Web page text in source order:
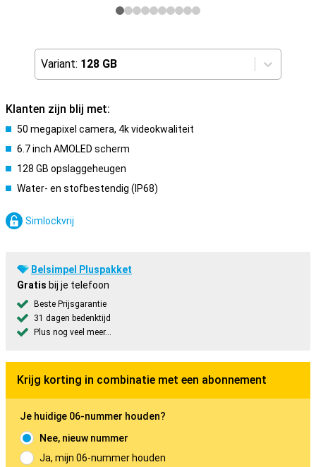
Variant: 128 GB
Klanten zijn blij met:
50 megapixel camera, 4k videokwaliteit
6.7 inch AMOLED scherm
128 GB opslaggeheugen
Water- en stofbestendig (IP68)
Simlockvrij
Belsimpel Pluspakket
Gratis bij je telefoon
Beste Prijsgarantie
31 dagen bedenktijd
Plus nog veel meer...
Krijg korting in combinatie met een abonnement
Je huidige 06-nummer houden?
Nee, nieuw nummer
Ja, mijn 06-nummer houden